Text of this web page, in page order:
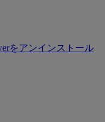
をアンインストール